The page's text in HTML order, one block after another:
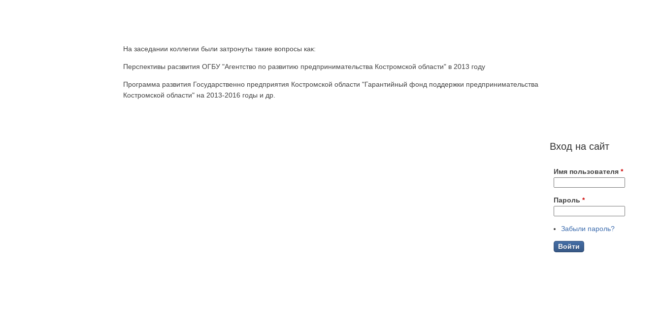
На заседании коллегии были затронуты такие вопросы как:
Перспективы расзвития ОГБУ "Агентство по развитию предпринимательства Костромской области" в 2013 году
Программа развития Государственно предприятия Костромской области "Гарантийный фонд поддержки предпринимательства
Костромской области" на 2013-2016 годы и др.
Вход на сайт
Имя пользователя *
Пароль *
Забыли пароль?